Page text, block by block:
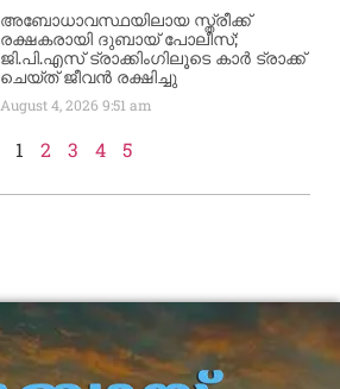
അബോധാവസ്ഥയിലായ സ്ത്രീക്ക്
രക്ഷകരായി ദുബായ് പോലീസ്;
ജി.പി.എസ് ട്രാക്കിംഗിലൂടെ കാർ ട്രാക്ക്
ചെയ്ത് ജീവൻ രക്ഷിച്ചു
August 4, 20269:51 am
1 2 3 4 5